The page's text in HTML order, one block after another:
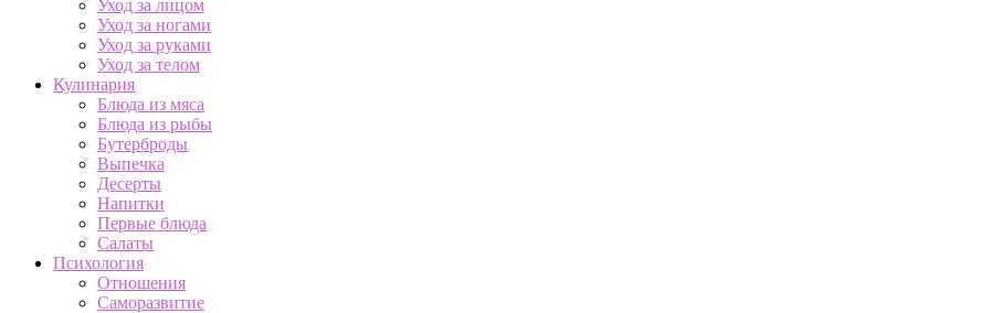
Уход за лицом
Уход за ногами
Уход за руками
Уход за телом
Кулинария
Блюда из мяса
Блюда из рыбы
Бутерброды
Выпечка
Десерты
Напитки
Первые блюда
Салаты
Психология
Отношения
Саморазвитие